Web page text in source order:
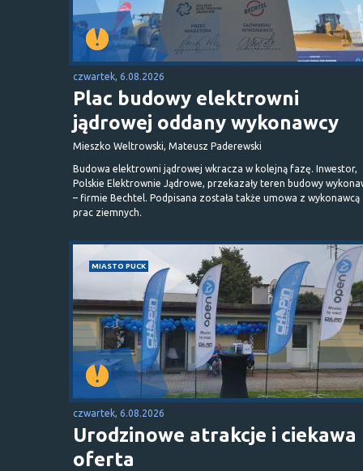
czwartek, 6.08.2026
Plac budowy elektrowni
jądrowej oddany wykonawcy
Mieszko Weltrowski, Mateusz Paderewski
Budowa elektrowni jądrowej wkracza w kolejną fazę. Inwestor,
Polskie Elektrownie Jądrowe, przekazały teren budowy
– firmie Bechtel. Podpisana została także umowa z wykonawcą
prac ziemnych.
MIASTO PUCK
czwartek, 6.08.2026
Urodzinowe atrakcje i ciekawa
oferta